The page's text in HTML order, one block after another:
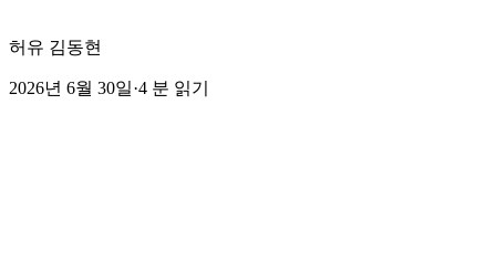
허유 김동현
2026년 6월 30일·4 분 읽기